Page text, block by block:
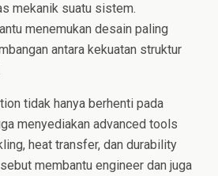
mekanik suatu sistem.
menemukan desain paling
antara kekuatan struktur
tidak hanya berhenti pada
menyediakan advanced tools
heat transfer, dan durability
membantu engineer dan juga